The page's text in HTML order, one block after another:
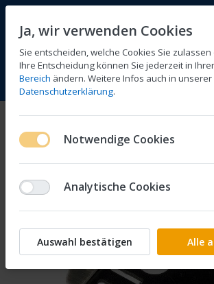
Menü Anmelden Vergleichen
Ja, wir verwenden Cookies
Sie entscheiden, welche Cookies Sie
Ihre Entscheidung können Sie jederzeit in
Bereich ändern. Weitere Infos auch in unserer
Datenschutzerklärung.
Notwendige Cookies
Analytische Cookies
Auswahl bestätigen Alle